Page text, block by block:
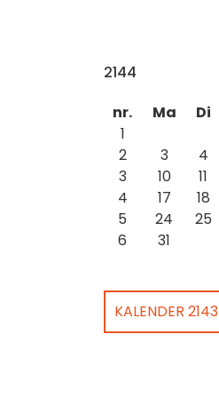
2144
nr.
Ma Di
1
2
3 4
3
10 11
4
17 18
5
24 25
6
31
KALENDER 2143